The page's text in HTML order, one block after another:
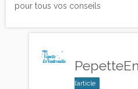
pour tous vos conseils
l’article